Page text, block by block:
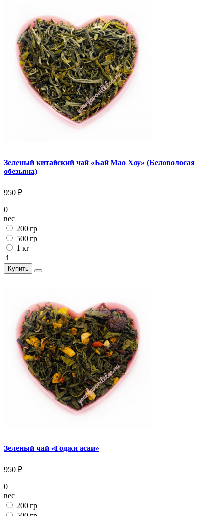
Зеленый китайский чай «Бай Мао Хоу» (Беловолосая
обезьяна)
950 ₽
0
вес
200 гр
500 гр
1 кг
Купить
Зеленый чай «Годжи асаи»
950 ₽
0
вес
200 гр